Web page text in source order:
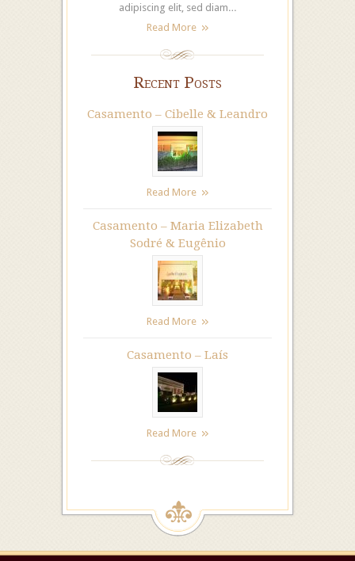
adipiscing elit, sed diam…
Read More
Recent Posts
Casamento – Cibelle & Leandro
Read More
Casamento – Maria Elizabeth
Sodré & Eugênio
Read More
Casamento – Laís
Read More